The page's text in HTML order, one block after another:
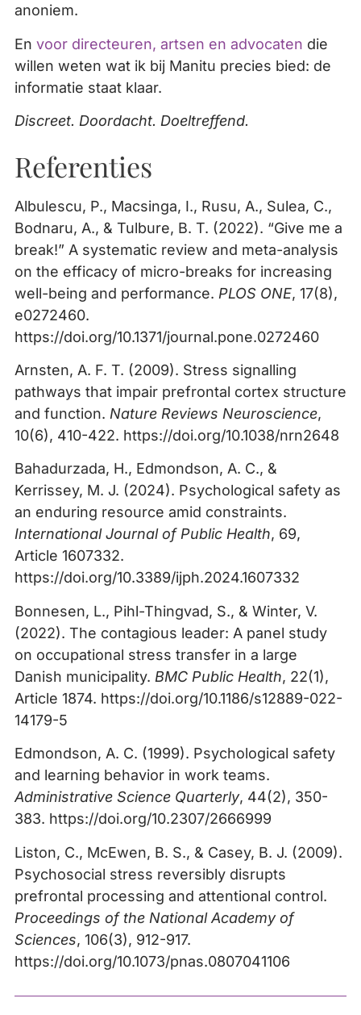
anoniem.
En voor directeuren, artsen en advocaten die
willen weten wat ik bij Manitu precies bied: de
informatie staat klaar.
Discreet. Doordacht. Doeltreffend.
Referenties
Albulescu, P., Macsinga, I., Rusu, A., Sulea, C.,
Bodnaru, A., & Tulbure, B. T. (2022). “Give me a
break!” A systematic review and meta-analysis
on the efficacy of micro-breaks for increasing
well-being and performance. PLOS ONE, 17(8),
e0272460.
https://doi.org/10.1371/journal.pone.0272460
Arnsten, A. F. T. (2009). Stress signalling
pathways that impair prefrontal cortex structure
and function. Nature Reviews Neuroscience,
10(6), 410-422. https://doi.org/10.1038/nrn2648
Bahadurzada, H., Edmondson, A. C., &
Kerrissey, M. J. (2024). Psychological safety as
an enduring resource amid constraints.
International Journal of Public Health, 69,
Article 1607332.
https://doi.org/10.3389/ijph.2024.1607332
Bonnesen, L., Pihl-Thingvad, S., & Winter, V.
(2022). The contagious leader: A panel study
on occupational stress transfer in a large
Danish municipality. BMC Public Health, 22(1),
Article 1874. https://doi.org/10.1186/s12889-022-
14179-5
Edmondson, A. C. (1999). Psychological safety
and learning behavior in work teams.
Administrative Science Quarterly, 44(2), 350-
383. https://doi.org/10.2307/2666999
Liston, C., McEwen, B. S., & Casey, B. J. (2009).
Psychosocial stress reversibly disrupts
prefrontal processing and attentional control.
Proceedings of the National Academy of
Sciences, 106(3), 912-917.
https://doi.org/10.1073/pnas.0807041106